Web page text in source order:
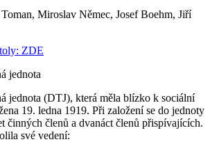
Miroslav Němec, Josef Boehm, Jiří
ZDE
jednota
jednota (DTJ), která měla blízko k sociální
19. ledna 1919. Při založení se do jednoty
činných členů a dvanáct členů přispívajících.
své vedení: